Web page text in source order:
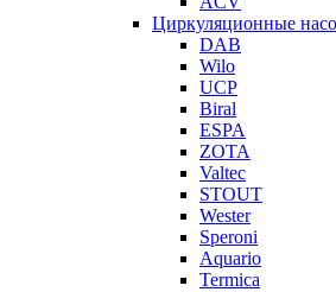
Циркуляционные
DAB
Wilo
UCP
Biral
ESPA
ZOTA
Valtec
STOUT
Wester
Speroni
Aquario
Termica